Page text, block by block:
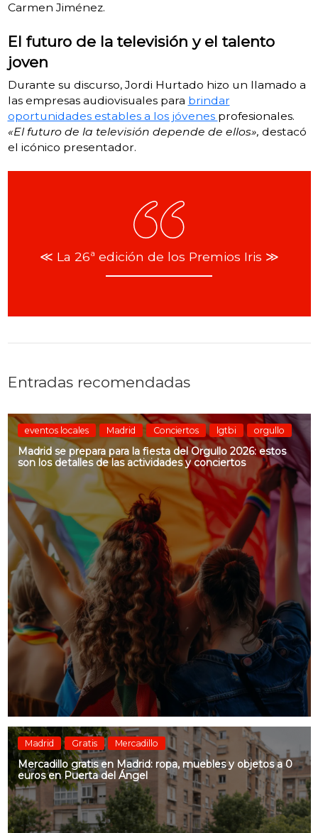
Carmen Jiménez.
El futuro de la televisión y el talento
joven
Durante su discurso, Jordi Hurtado hizo un llamado a
las empresas audiovisuales para brindar
oportunidades estables a los jóvenes profesionales.
«El futuro de la televisión depende de ellos», destacó
el icónico presentador.
≪ La 26ª edición de los Premios Iris ≫
Entradas recomendadas
eventos locales Madrid Conciertos lgtbi orgullo
Madrid se prepara para la fiesta del Orgullo 2026: estos
son los detalles de las actividades y conciertos
Madrid Gratis Mercadillo
Mercadillo gratis en Madrid: ropa, muebles y objetos a 0
euros en Puerta del Ángel